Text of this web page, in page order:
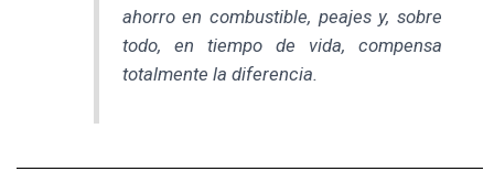
ahorro en combustible, peajes y, sobre
todo, en tiempo de vida, compensa
totalmente la diferencia.